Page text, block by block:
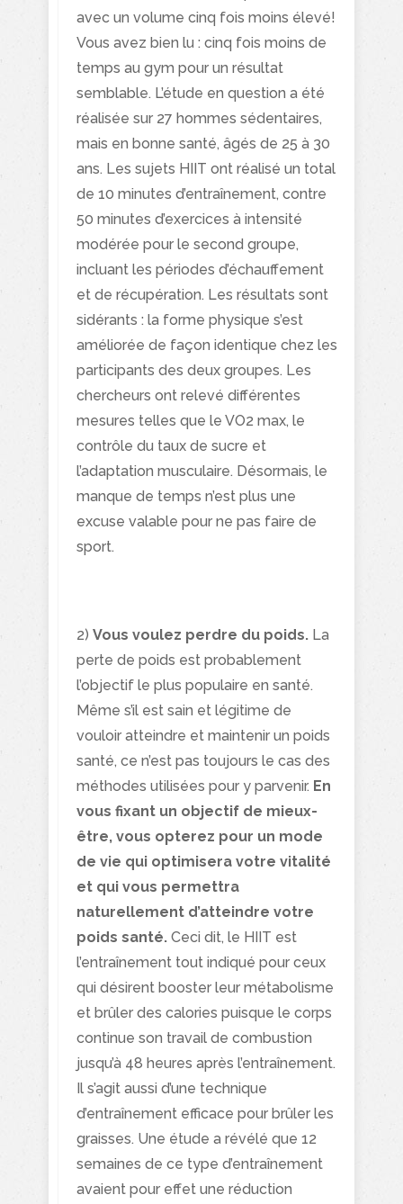
avec un volume cinq fois moins élevé!
Vous avez bien lu : cinq fois moins de
temps au gym pour un résultat
semblable. L’étude en question a été
réalisée sur 27 hommes sédentaires,
mais en bonne santé, âgés de 25 à 30
ans. Les sujets HIIT ont réalisé un total
de 10 minutes d’entraînement, contre
50 minutes d’exercices à intensité
modérée pour le second groupe,
incluant les périodes d’échauffement
et de récupération. Les résultats sont
sidérants : la forme physique s’est
améliorée de façon identique chez les
participants des deux groupes. Les
chercheurs ont relevé différentes
mesures telles que le VO2 max, le
contrôle du taux de sucre et
l’adaptation musculaire. Désormais, le
manque de temps n’est plus une
excuse valable pour ne pas faire de
sport.
2) Vous voulez perdre du poids. La
perte de poids est probablement
l’objectif le plus populaire en santé.
Même s’il est sain et légitime de
vouloir atteindre et maintenir un poids
santé, ce n’est pas toujours le cas des
méthodes utilisées pour y parvenir. En
vous fixant un objectif de mieux-
être, vous opterez pour un mode
de vie qui optimisera votre vitalité
et qui vous permettra
naturellement d’atteindre votre
poids santé. Ceci dit, le HIIT est
l’entraînement tout indiqué pour ceux
qui désirent booster leur métabolisme
et brûler des calories puisque le corps
continue son travail de combustion
jusqu’à 48 heures après l’entraînement.
Il s’agit aussi d’une technique
d’entraînement efficace pour brûler les
graisses. Une étude a révélé que 12
semaines de ce type d’entraînement
avaient pour effet une réduction